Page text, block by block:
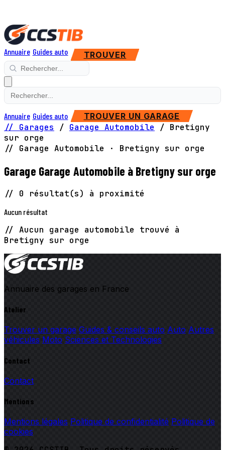
Annuaire Guides auto TROUVER
Annuaire Guides auto TROUVER UN GARAGE
// Garages / Garage Automobile / Bretigny
sur orge
// Garage Automobile · Bretigny sur orge
Garage Garage Automobile à Bretigny sur orge
// 0 résultat(s) à proximité
Aucun résultat
// Aucun garage automobile trouvé à
Bretigny sur orge
Annuaire des garages en France
Atelier
Trouver un garage Guides & conseils auto Auto Autres
véhicules Moto Sciences et Technologies
Contact
Contact
Mentions
Mentions légales Politique de confidentialité Politique de
cookies